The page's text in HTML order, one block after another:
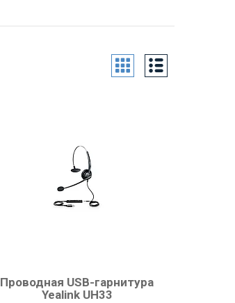
Проводная USB-гарнитура
Yealink UH33